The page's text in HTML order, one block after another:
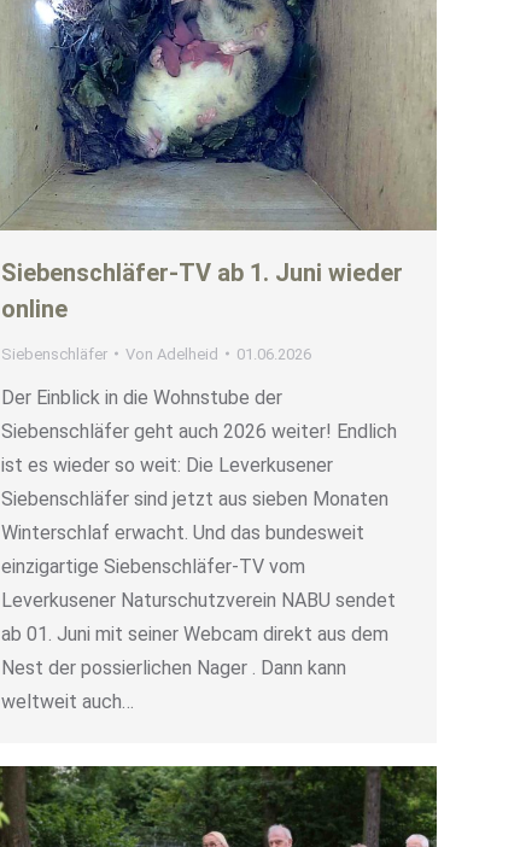
Siebenschläfer-TV ab 1. Juni wieder
online
Siebenschläfer Von Adelheid 01.06.2026
Der Einblick in die Wohnstube der
Siebenschläfer geht auch 2026 weiter! Endlich
ist es wieder so weit: Die Leverkusener
Siebenschläfer sind jetzt aus sieben Monaten
Winterschlaf erwacht. Und das bundesweit
einzigartige Siebenschläfer-TV vom
Leverkusener Naturschutzverein NABU sendet
ab 01. Juni mit seiner Webcam direkt aus dem
Nest der possierlichen Nager . Dann kann
weltweit auch…